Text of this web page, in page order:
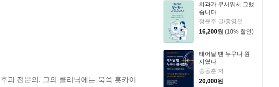
치과가 무서워서 그랬
습니다
16,200원 (10% 할인)
태어날 땐 누구나 원
시였다
송동훈 저
20,000원
과 전문의, 그의 클리닉에는 북쪽 홋카이